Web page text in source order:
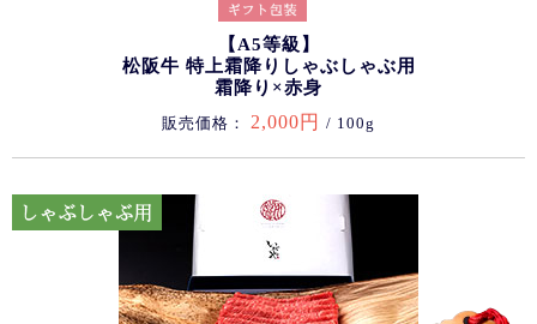
【A5等級】
松阪牛 特上霜降りしゃぶしゃぶ用
霜降り×赤身
販売価格： 2,000円 / 100g